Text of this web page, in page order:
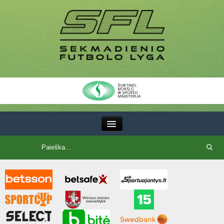
SFL taurė
7x7 CUP